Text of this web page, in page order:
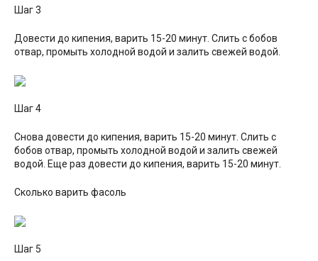
Шаг 3
Довести до кипения, варить 15-20 минут. Слить с бобов
отвар, промыть холодной водой и залить свежей водой.
Шаг 4
Снова довести до кипения, варить 15-20 минут. Слить с
бобов отвар, промыть холодной водой и залить свежей
водой. Еще раз довести до кипения, варить 15-20 минут.
Сколько варить фасоль
Шаг 5